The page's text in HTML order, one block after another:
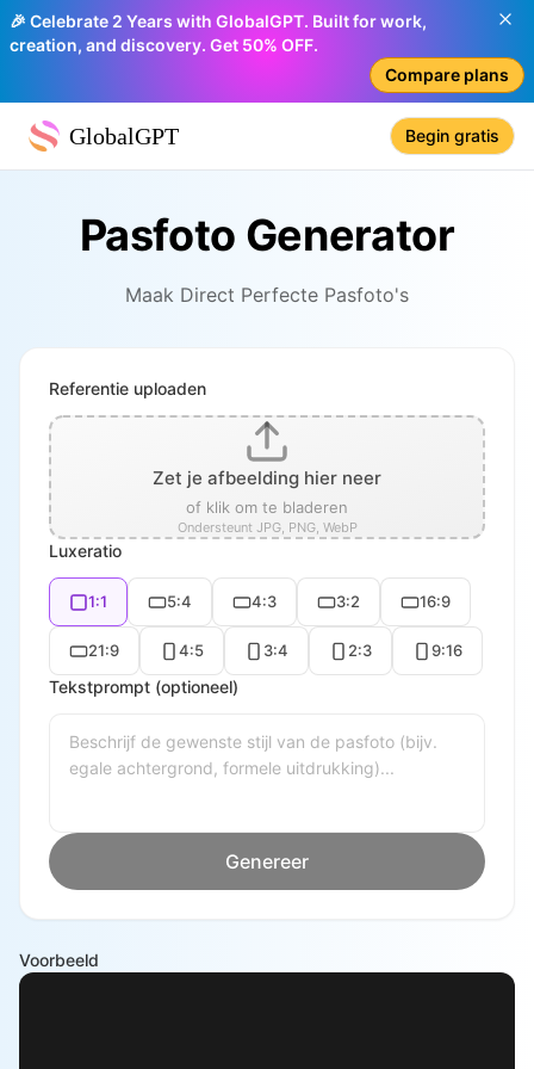
🎉 Celebrate 2 Years with GlobalGPT. Built for work,
creation, and discovery. Get 50% OFF.
Compare plans
GlobalGPT Begin gratis
Pasfoto Generator
Maak Direct Perfecte Pasfoto's
Referentie uploaden
Zet je afbeelding hier neer
of klik om te bladeren
Ondersteunt JPG, PNG, WebP
Luxeratio
1:1 5:4 4:3 3:2 16:9
21:9 4:5 3:4 2:3 9:16
Tekstprompt (optioneel)
Genereer
Voorbeeld